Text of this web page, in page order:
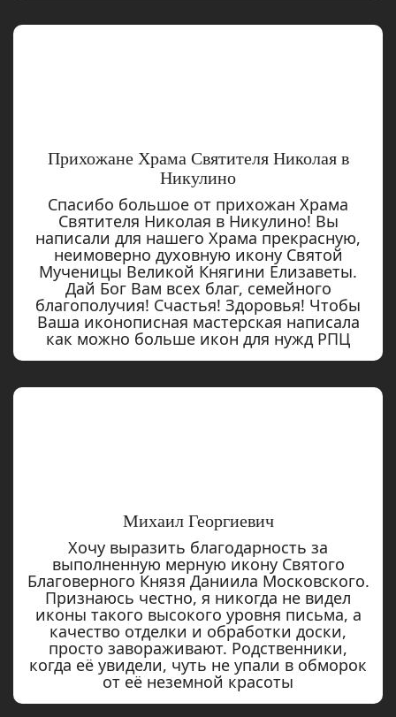
Прихожане Храма Святителя Николая в
Никулино
Спасибо большое от прихожан Храма
Святителя Николая в Никулино! Вы
написали для нашего Храма прекрасную,
неимоверно духовную икону Святой
Мученицы Великой Княгини Елизаветы.
Дай Бог Вам всех благ, семейного
благополучия! Счастья! Здоровья! Чтобы
Ваша иконописная мастерская написала
как можно больше икон для нужд РПЦ
Михаил Георгиевич
Хочу выразить благодарность за
выполненную мерную икону Святого
Благоверного Князя Даниила Московского.
Признаюсь честно, я никогда не видел
иконы такого высокого уровня письма, а
качество отделки и обработки доски,
просто завораживают. Родственники,
когда её увидели, чуть не упали в обморок
от её неземной красоты